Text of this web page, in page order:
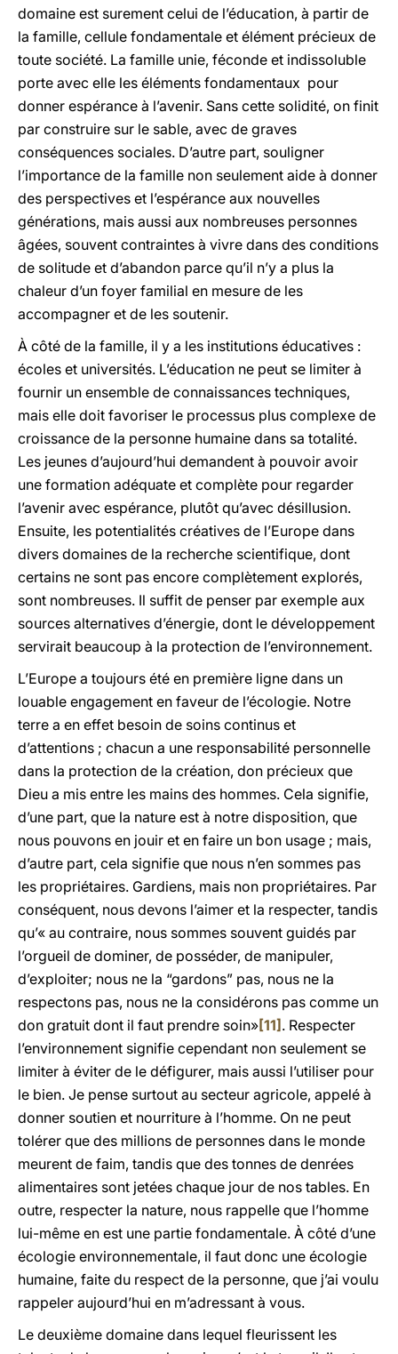
domaine est surement celui de l’éducation, à partir de
la famille, cellule fondamentale et élément précieux de
toute société. La famille unie, féconde et indissoluble
porte avec elle les éléments fondamentaux pour
donner espérance à l’avenir. Sans cette solidité, on finit
par construire sur le sable, avec de graves
conséquences sociales. D’autre part, souligner
l’importance de la famille non seulement aide à donner
des perspectives et l’espérance aux nouvelles
générations, mais aussi aux nombreuses personnes
âgées, souvent contraintes à vivre dans des conditions
de solitude et d’abandon parce qu’il n’y a plus la
chaleur d’un foyer familial en mesure de les
accompagner et de les soutenir.
À côté de la famille, il y a les institutions éducatives :
écoles et universités. L’éducation ne peut se limiter à
fournir un ensemble de connaissances techniques,
mais elle doit favoriser le processus plus complexe de
croissance de la personne humaine dans sa totalité.
Les jeunes d’aujourd’hui demandent à pouvoir avoir
une formation adéquate et complète pour regarder
l’avenir avec espérance, plutôt qu’avec désillusion.
Ensuite, les potentialités créatives de l’Europe dans
divers domaines de la recherche scientifique, dont
certains ne sont pas encore complètement explorés,
sont nombreuses. Il suffit de penser par exemple aux
sources alternatives d’énergie, dont le développement
servirait beaucoup à la protection de l’environnement.
L’Europe a toujours été en première ligne dans un
louable engagement en faveur de l’écologie. Notre
terre a en effet besoin de soins continus et
d’attentions ; chacun a une responsabilité personnelle
dans la protection de la création, don précieux que
Dieu a mis entre les mains des hommes. Cela signifie,
d’une part, que la nature est à notre disposition, que
nous pouvons en jouir et en faire un bon usage ; mais,
d’autre part, cela signifie que nous n’en sommes pas
les propriétaires. Gardiens, mais non propriétaires. Par
conséquent, nous devons l’aimer et la respecter, tandis
qu’« au contraire, nous sommes souvent guidés par
l’orgueil de dominer, de posséder, de manipuler,
d’exploiter; nous ne la “gardons” pas, nous ne la
respectons pas, nous ne la considérons pas comme un
don gratuit dont il faut prendre soin»[11] . Respecter
l’environnement signifie cependant non seulement se
limiter à éviter de le défigurer, mais aussi l’utiliser pour
le bien. Je pense surtout au secteur agricole, appelé à
donner soutien et nourriture à l’homme. On ne peut
tolérer que des millions de personnes dans le monde
meurent de faim, tandis que des tonnes de denrées
alimentaires sont jetées chaque jour de nos tables. En
outre, respecter la nature, nous rappelle que l’homme
lui-même en est une partie fondamentale. À côté d’une
écologie environnementale, il faut donc une écologie
humaine, faite du respect de la personne, que j’ai voulu
rappeler aujourd’hui en m’adressant à vous.
Le deuxième domaine dans lequel fleurissent les